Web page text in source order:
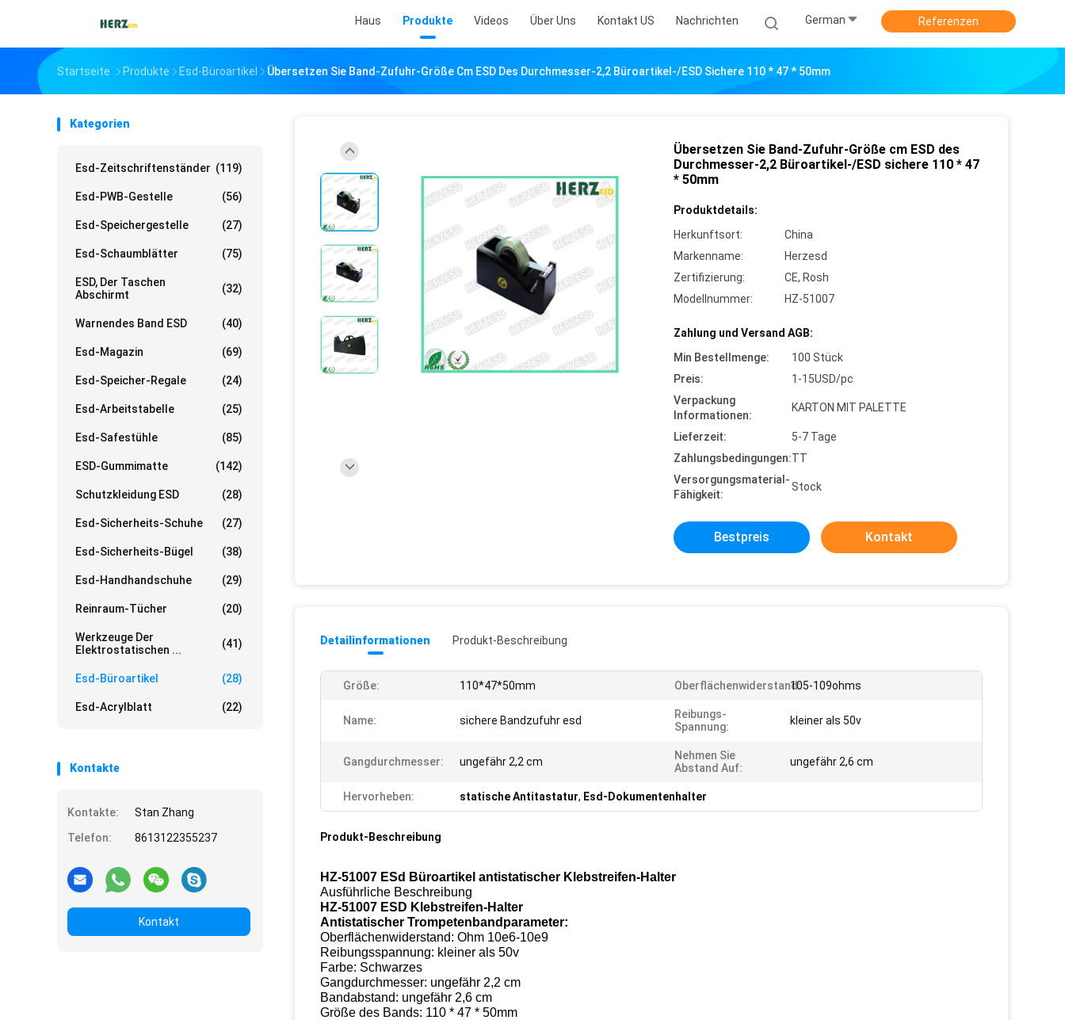
Haus Produkte Videos Über Uns Kontakt US Nachrichten German Referenzen
Startseite Produkte Esd-Büroartikel Übersetzen Sie Band-Zufuhr-Größe Cm ESD Des Durchmesser-2,2 Büroartikel-/ESD Sichere 110 * 47 * 50mm
Kategorien
Esd-Zeitschriftenständer (119)
Esd-PWB-Gestelle (56)
Esd-Speichergestelle (27)
Esd-Schaumblätter (75)
ESD, Der Taschen
Abschirmt
(32)
Warnendes Band ESD (40)
Esd-Magazin (69)
Esd-Speicher-Regale (24)
Esd-Arbeitstabelle (25)
Esd-Safestühle (85)
ESD-Gummimatte (142)
Schutzkleidung ESD (28)
Esd-Sicherheits-Schuhe (27)
Esd-Sicherheits-Bügel (38)
Esd-Handhandschuhe (29)
Reinraum-Tücher (20)
Werkzeuge Der
Elektrostatischen ...
(41)
Esd-Büroartikel (28)
Esd-Acrylblatt (22)
Kontakte
Kontakte:
Stan Zhang
Telefon:
8613122355237
Kontakt
Übersetzen Sie Band-Zufuhr-Größe cm ESD des
Durchmesser-2,2 Büroartikel-/ESD sichere 110 * 47
* 50mm
Produktdetails:
Herkunftsort:
China
Markenname:
Herzesd
Zertifizierung:
CE, Rosh
Modellnummer:
HZ-51007
Zahlung und Versand AGB:
Min Bestellmenge:
100 Stück
Preis:
1-15USD/pc
Verpackung
Informationen:
KARTON MIT PALETTE
Lieferzeit:
5-7 Tage
Zahlungsbedingungen:TT
Versorgungsmaterial-
Fähigkeit:
Stock
Bestpreis Kontakt
Detailinformationen Produkt-Beschreibung
Größe: 110*47*50mm Oberflächenwiderstand:105-109ohms
Name: sichere Bandzufuhr esd
Reibungs-
Spannung:
kleiner als 50v
Gangdurchmesser: ungefähr 2,2 cm
Nehmen Sie
Abstand Auf:
ungefähr 2,6 cm
Hervorheben: statische Antitastatur, Esd-Dokumentenhalter
Produkt-Beschreibung
HZ-51007 ESd Büroartikel antistatischer Klebstreifen-Halter
Ausführliche Beschreibung
HZ-51007 ESD Klebstreifen-Halter
Antistatischer Trompetenbandparameter:
Oberflächenwiderstand: Ohm 10e6-10e9
Reibungsspannung: kleiner als 50v
Farbe: Schwarzes
Gangdurchmesser: ungefähr 2,2 cm
Bandabstand: ungefähr 2,6 cm
Größe des Bands: 110 * 47 * 50mm